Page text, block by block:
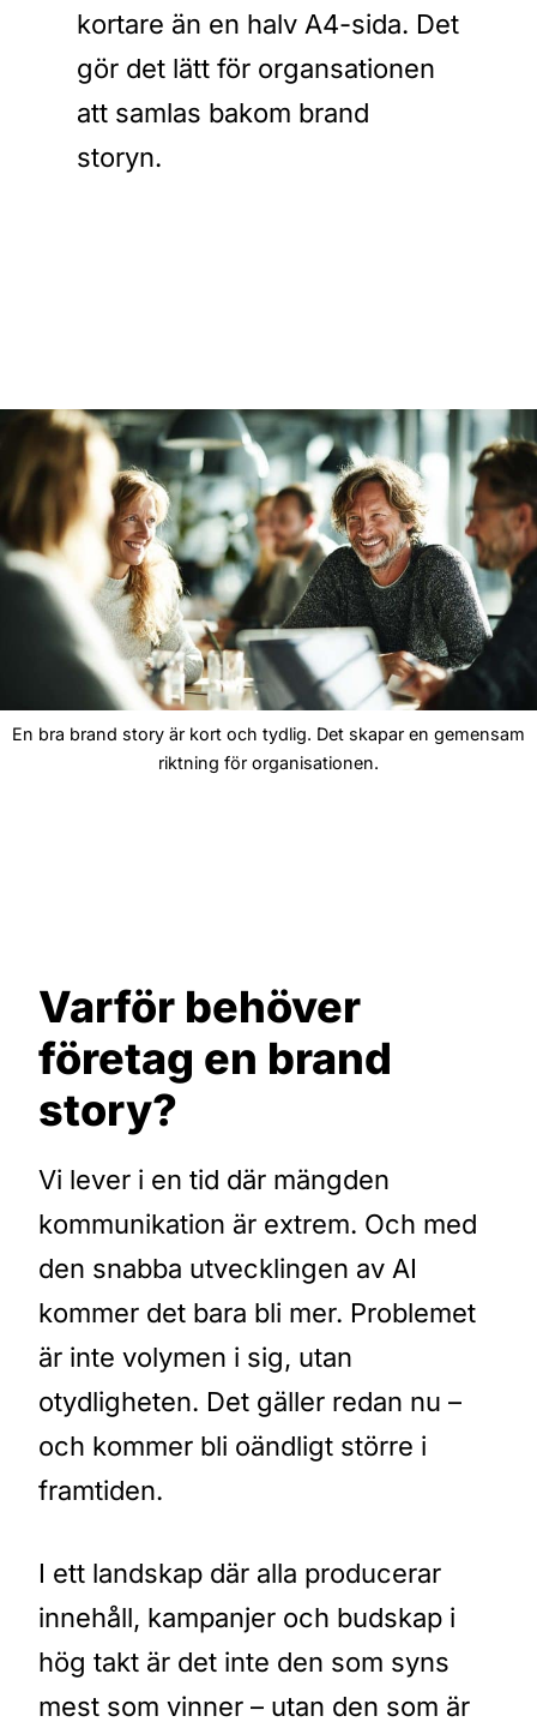
kortare än en halv A4-sida. Det
gör det lätt för organsationen
att samlas bakom brand
storyn.
En bra brand story är kort och tydlig. Det skapar en gemensam
riktning för organisationen.
Varför behöver
företag en brand
story?
Vi lever i en tid där mängden
kommunikation är extrem. Och med
den snabba utvecklingen av AI
kommer det bara bli mer. Problemet
är inte volymen i sig, utan
otydligheten. Det gäller redan nu –
och kommer bli oändligt större i
framtiden.
I ett landskap där alla producerar
innehåll, kampanjer och budskap i
hög takt är det inte den som syns
mest som vinner – utan den som är